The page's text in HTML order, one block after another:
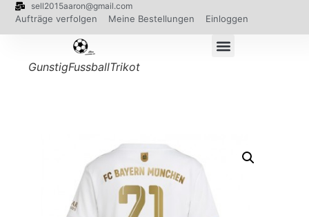
sell2015aaron@gmail.com
Aufträge verfolgen Meine Bestellungen Einloggen
GunstigFussballTrikot